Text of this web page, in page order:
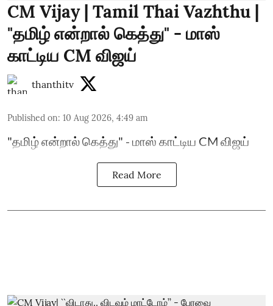
CM Vijay | Tamil Thai Vazhthu |
"தமிழ் என்றால் கெத்து" - மாஸ்
காட்டிய CM விஜய்
thanthitv
Published on: 10 Aug 2026, 4:49 am
"தமிழ் என்றால் கெத்து" - மாஸ் காட்டிய CM விஜய்
Read More